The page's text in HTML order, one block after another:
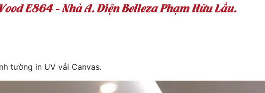
E864 - Nhà A. Diện Belleza Phạm Hữu Lầu.
tường in UV vải Canvas.